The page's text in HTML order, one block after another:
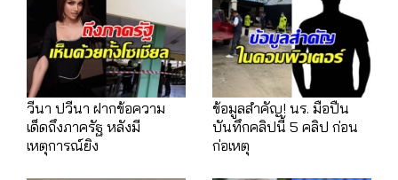
วีนา ปวีนา ฝากข้อความ
เด็ดถึงภาครัฐ หลังมี
เหตุการณ์ยิง
ข้อมูลสำคัญ! นร. มือปืน
บันทึกคลิปนี้ 5 คลิป ก่อน
ก่อเหตุ